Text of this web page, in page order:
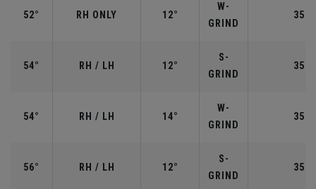
52° RH ONLY 12°
W-
GRIND
54° RH / LH 12°
S-
GRIND
54° RH / LH 14°
W-
GRIND
56° RH / LH 12°
S-
GRIND